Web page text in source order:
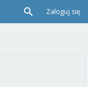
Zaloguj się